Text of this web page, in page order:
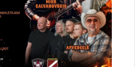
platforma izmanto sīkdatnes, par
lietotājus un apmeklētājus.